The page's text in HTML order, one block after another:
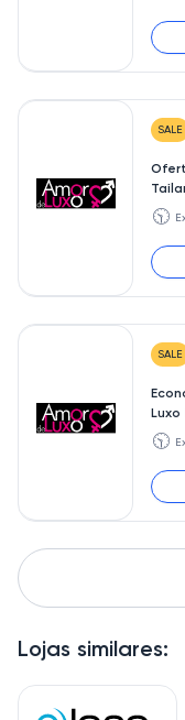
Lojas similares:
SALE
🕥
SALE
🕥